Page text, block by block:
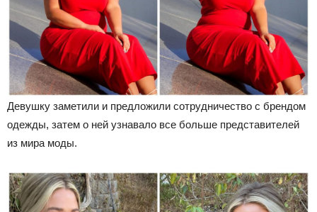
Девушку заметили и предложили сотрудничество с брендом
одежды, затем о ней узнавало все больше представителей
из мира моды.